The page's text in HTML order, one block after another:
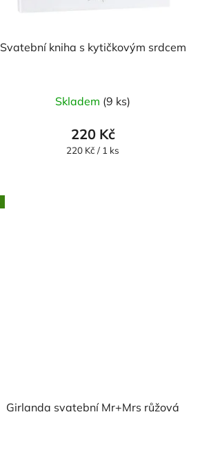
Svatební kniha s kytičkovým srdcem
Skladem (9 ks)
220 Kč
Měrná
220 Kč / 1 ks
Girlanda svatební Mr+Mrs růžová